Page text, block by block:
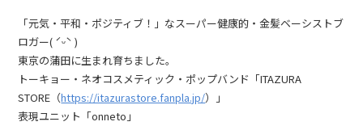
「元気・平和・ポジティブ！」なスーパー健康的・金髪ベーシストブ
ロガー( ˊᵕˋ )
東京の蒲田に生まれ育ちました。
トーキョー・ネオコスメティック・ポップバンド「ITAZURA
STORE（https://itazurastore.fanpla.jp/）」
表現ユニット「onneto」